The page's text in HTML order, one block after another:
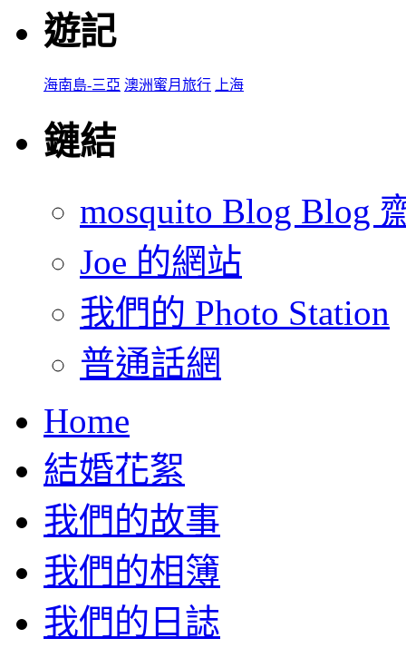
遊記
海南島-三亞 澳洲蜜月旅行 上海
鏈結
mosquito Blog Blog
Joe 的網站
我們的 Photo Station
普通話網
Home
結婚花絮
我們的故事
我們的相簿
我們的日誌